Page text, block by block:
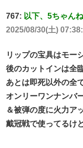
767: 以下、5ちゃん
2025/08/30(土)
リップの宝具はモー
後のカットインは全
あとは即死以外の全
オンリーワンナンバ
＆被弾の度に火力ア
戴冠戦で使ってるけ